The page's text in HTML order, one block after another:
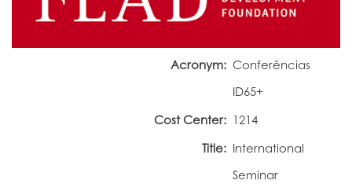
Acronym: Conferências
ID65+
Cost Center: 1214
Title: International
Seminar